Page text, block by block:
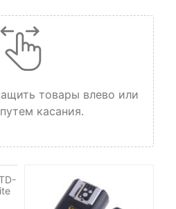
товары влево или
касания.